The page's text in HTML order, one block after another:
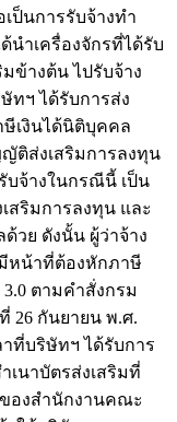
ป็นการรับจ้างทำ
นำเครื่องจักรที่ได้รับ
ข้างต้น ไปรับจ้าง
ทฯ ได้รับการส่ง
ษีเงินได้นิติบุคคล
ติส่งเสริมการลงทุน
บจ้างในกรณีนี้ เป็น
สริมการลงทุน และ
วย ดังนั้น ผู้ว่าจ้าง
หน้าที่ต้องหักภาษี
ตามคำสั่งกรม
26 กันยายน พ.ศ.
าที่บริษัทฯ ได้รับการ
เนาบัตรส่งเสริมที่
องสำนักงานคณะ